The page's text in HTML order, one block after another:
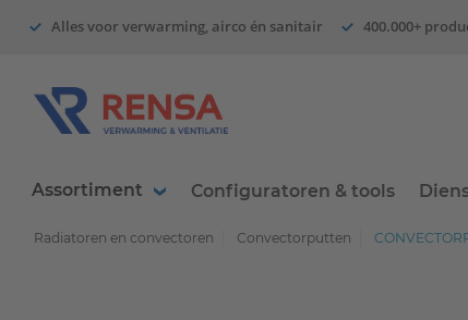
Alles voor verwarming, airco én sanitair 400.000+
Assortiment Configuratoren & tools
Radiatoren en convectoren Convectorputten